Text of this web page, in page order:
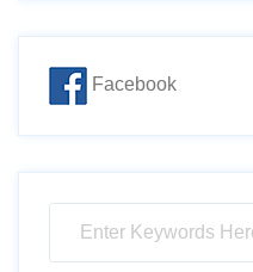
Facebook